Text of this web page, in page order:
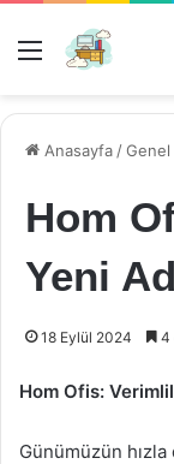
Menü
Anasayfa /Genel
Hom
Yeni
18 Eylül 2024 4
Hom Ofis:
Günümüzün